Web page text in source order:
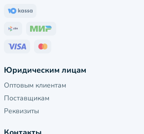
Юридическим лицам
Оптовым клиентам
Поставщикам
Реквизиты